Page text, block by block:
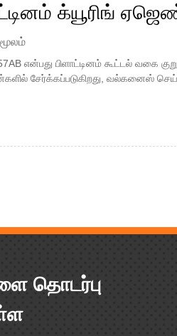
க்யூரிங்
என்பது பிளாட்டினம் கூட்டல்
சேர்க்கப்படுகிறது, வல்கனைஸ்
தொடர்பு